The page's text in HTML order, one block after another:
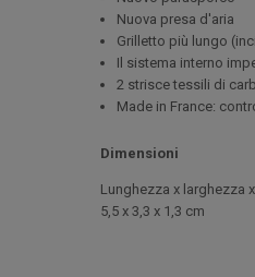
Nuova presa d'aria
Grilletto più lungo
Il sistema interno
2 strisce tessili di
Made in France:
Dimensioni
Lunghezza x larghezza
5,5 x 3,3 x 1,3 cm